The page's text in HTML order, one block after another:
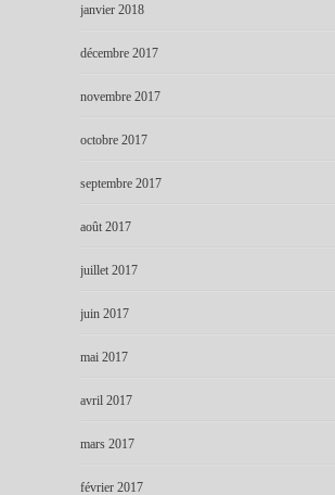
janvier 2018
décembre 2017
novembre 2017
octobre 2017
septembre 2017
août 2017
juillet 2017
juin 2017
mai 2017
avril 2017
mars 2017
février 2017